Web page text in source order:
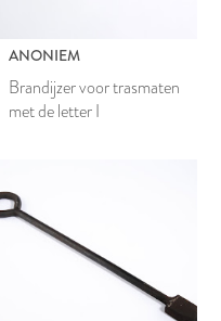
ANONIEM
Brandijzer voor trasmaten
met de letter I